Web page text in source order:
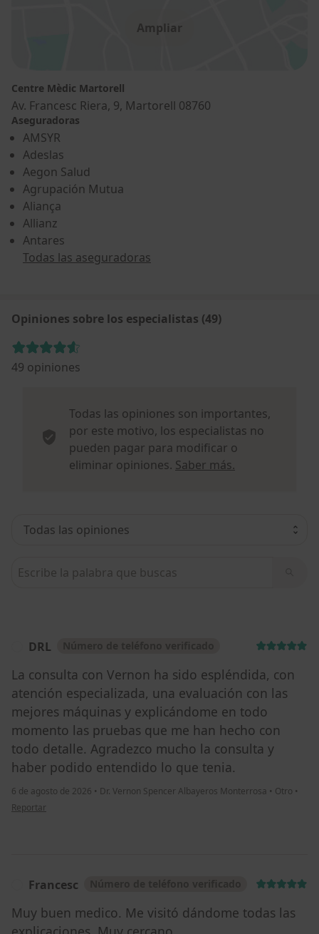
Ampliar
Centre Mèdic Martorell
Av. Francesc Riera, 9, Martorell 08760
Aseguradoras
AMSYR
Adeslas
Aegon Salud
Agrupación Mutua
Aliança
Allianz
Antares
Todas las aseguradoras
Opiniones sobre los especialistas (49)
49 opiniones
Todas las opiniones son importantes,
por este motivo, los especialistas no
pueden pagar para modificar o
eliminar opiniones. Saber más.
Busca en opiniones
DRL
La consulta con Vernon ha sido espléndida, con
atención especializada, una evaluación con las
mejores máquinas y explicándome en todo
momento las pruebas que me han hecho con
todo detalle. Agradezco mucho la consulta y
haber podido entendido lo que tenia.
6 de agosto de 2026 • Dr. Vernon Spencer Albayeros Monterrosa • Otro •
en opinión del usuario DRL
Reportar
Francesc
Muy buen medico. Me visitó dándome todas las